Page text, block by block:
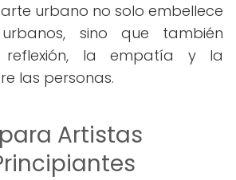
urbano no solo embellece
sino que también
reflexión, la empatía y la
las personas.
Artistas